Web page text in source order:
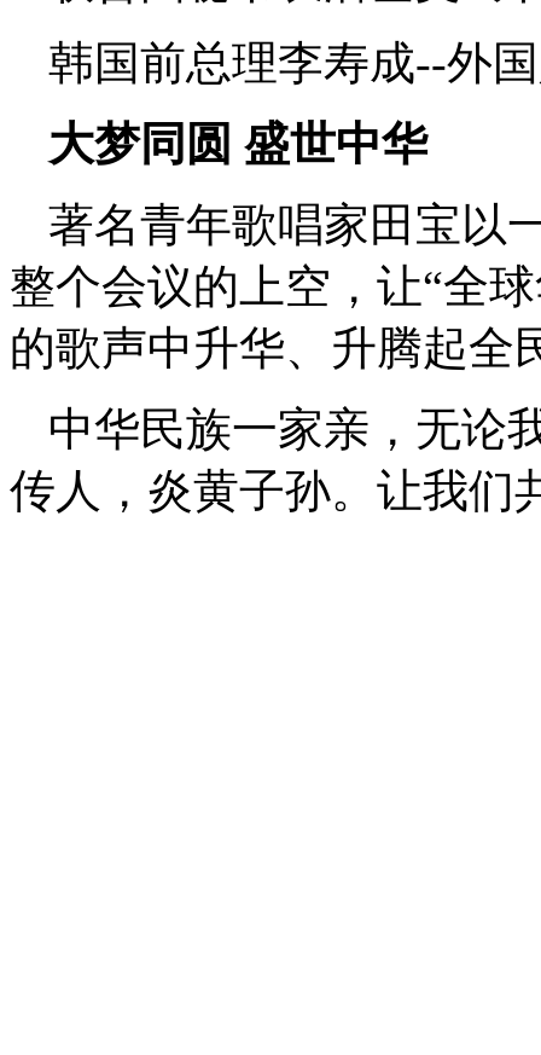
韩国前总理李寿成--外
大梦同圆 盛世中华
著名青年歌唱家田宝以
整个会议的上空，让“全
的歌声中升华、升腾起全
中华民族一家亲，无论
传人，炎黄子孙。让我们